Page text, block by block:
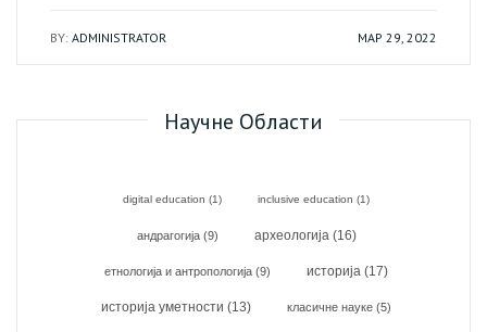
BY: ADMINISTRATOR МАР 29, 2022
Научне Области
digital education (1) inclusive education (1)
андрагогија(9) археологија (16)
етнологија и антропологија (9) историја (17)
историја уметности (13) класичне науке (5)